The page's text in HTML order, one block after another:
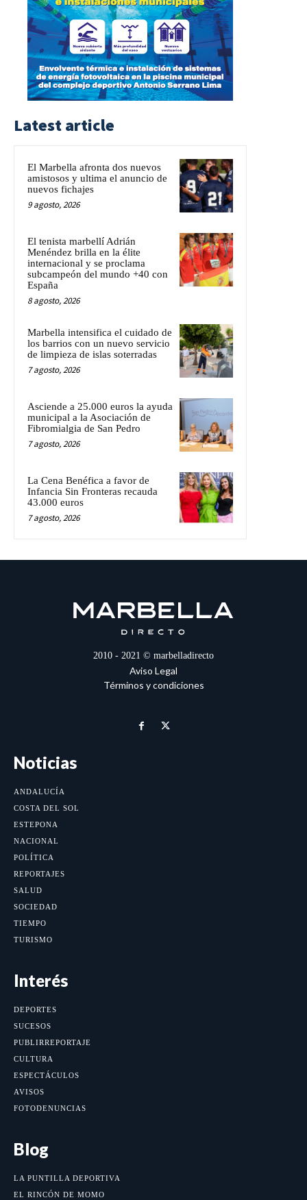
Latest article
El Marbella afronta dos nuevos
amistosos y ultima el anuncio de
nuevos fichajes
9 agosto, 2026
El tenista marbellí Adrián
Menéndez brilla en la élite
internacional y se proclama
subcampeón del mundo +40 con
España
8 agosto, 2026
Marbella intensifica el cuidado de
los barrios con un nuevo servicio
de limpieza de islas soterradas
7 agosto, 2026
Asciende a 25.000 euros la ayuda
municipal a la Asociación de
Fibromialgia de San Pedro
7 agosto, 2026
La Cena Benéfica a favor de
Infancia Sin Fronteras recauda
43.000 euros
7 agosto, 2026
2010 - 2021 © marbelladirecto
Aviso Legal
Términos y condiciones
Noticias
ANDALUCÍA
COSTA DEL SOL
ESTEPONA
NACIONAL
POLÍTICA
REPORTAJES
SALUD
SOCIEDAD
TIEMPO
TURISMO
Interés
DEPORTES
SUCESOS
PUBLIRREPORTAJE
CULTURA
ESPECTÁCULOS
AVISOS
FOTODENUNCIAS
Blog
LA PUNTILLA DEPORTIVA
EL RINCÓN DE MOMO